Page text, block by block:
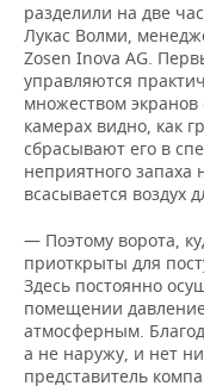
разделили на две
Лукас Волми,
Zosen Inova AG.
управляются
множеством экранов
камерах видно, как
сбрасывают его в
неприятного запаха
всасывается воздух
— Поэтому ворота,
приоткрыты для
Здесь постоянно
помещении
атмосферным.
а не наружу, и нет
представитель